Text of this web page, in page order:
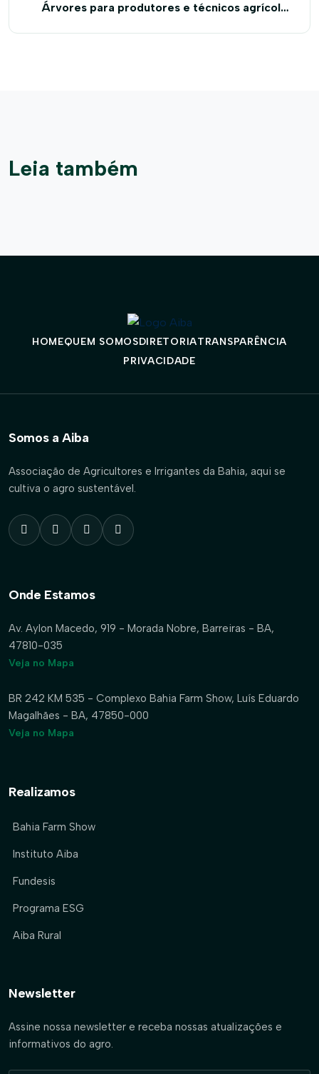
Árvores para produtores e técnicos agrícolas
Leia também
HOMEQUEM SOMOSDIRETORIATRANSPARÊNCIA
PRIVACIDADE
Somos a Aiba
Associação de Agricultores e Irrigantes da Bahia, aqui se
cultiva o agro sustentável.
Onde Estamos
Av. Aylon Macedo, 919 - Morada Nobre, Barreiras - BA,
47810-035
Veja no Mapa
BR 242 KM 535 - Complexo Bahia Farm Show, Luís Eduardo
Magalhães - BA, 47850-000
Veja no Mapa
Realizamos
Bahia Farm Show
Instituto Aiba
Fundesis
Programa ESG
Aiba Rural
Newsletter
Assine nossa newsletter e receba nossas atualizações e
informativos do agro.